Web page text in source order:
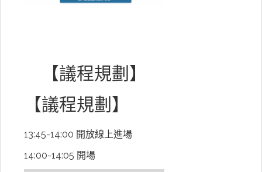
【議程規劃】
【議程規劃】
13:45-14:00 開放線上進場
14:00-14:05 開場